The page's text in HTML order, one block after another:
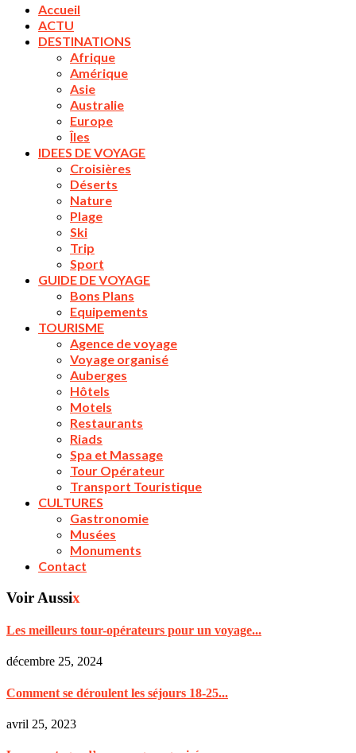
Accueil
ACTU
DESTINATIONS
Afrique
Amérique
Asie
Australie
Europe
Îles
IDEES DE VOYAGE
Croisières
Déserts
Nature
Plage
Ski
Trip
Sport
GUIDE DE VOYAGE
Bons Plans
Equipements
TOURISME
Agence de voyage
Voyage organisé
Auberges
Hôtels
Motels
Restaurants
Riads
Spa et Massage
Tour Opérateur
Transport Touristique
CULTURES
Gastronomie
Musées
Monuments
Contact
Voir Aussix
Les meilleurs tour-opérateurs pour un voyage...
décembre 25, 2024
Comment se déroulent les séjours 18-25...
avril 25, 2023